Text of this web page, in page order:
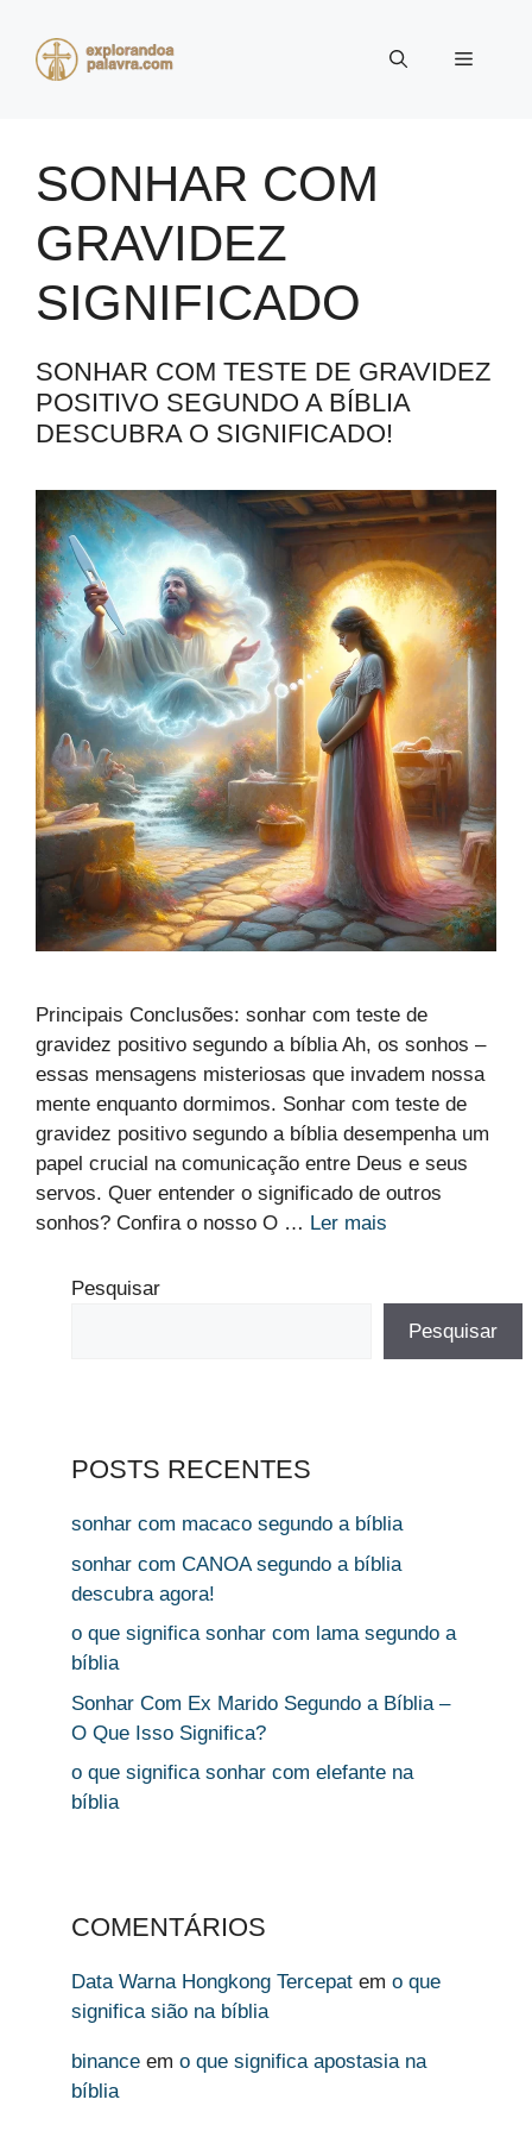
Menu
SONHAR COM
GRAVIDEZ
SIGNIFICADO
SONHAR COM TESTE DE GRAVIDEZ
POSITIVO SEGUNDO A BÍBLIA
DESCUBRA O SIGNIFICADO!
Principais Conclusões: sonhar com teste de
gravidez positivo segundo a bíblia Ah, os sonhos –
essas mensagens misteriosas que invadem nossa
mente enquanto dormimos. Sonhar com teste de
gravidez positivo segundo a bíblia desempenha um
papel crucial na comunicação entre Deus e seus
servos. Quer entender o significado de outros
sonhos? Confira o nosso O … Ler mais
Pesquisar
Pesquisar
POSTS RECENTES
sonhar com macaco segundo a bíblia
sonhar com CANOA segundo a bíblia
descubra agora!
o que significa sonhar com lama segundo a
bíblia
Sonhar Com Ex Marido Segundo a Bíblia –
O Que Isso Significa?
o que significa sonhar com elefante na
bíblia
COMENTÁRIOS
Data Warna Hongkong Tercepat em o que
significa sião na bíblia
binance em o que significa apostasia na
bíblia